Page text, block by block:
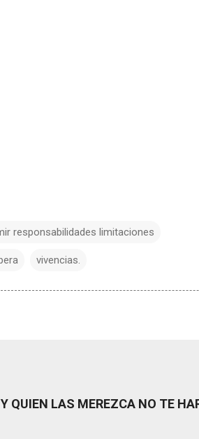
responsabilidades limitaciones
vivencias.
QUIEN LAS MEREZCA NO TE